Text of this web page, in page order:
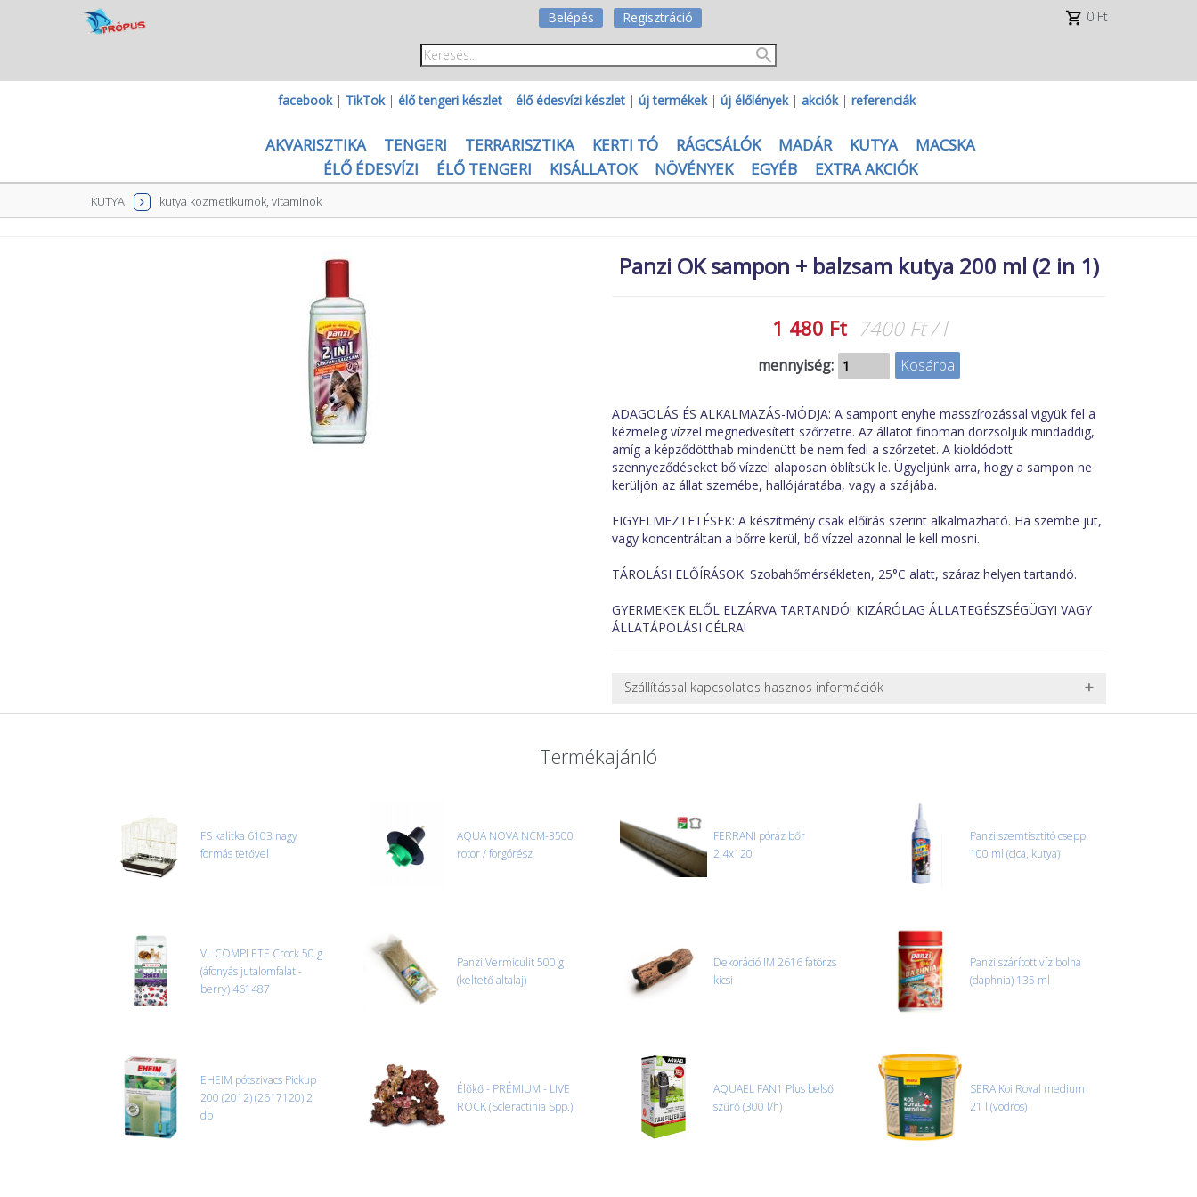
Belépés Regisztráció 0 Ft
facebook| TikTok| élő tengeri készlet | élő édesvízi készlet | új termékek| új élőlények| akciók| referenciák
AKVARISZTIKA TENGERI TERRARISZTIKA KERTI TÓ RÁGCSÁLÓK MADÁR KUTYA
MACSKA
ÉLŐ ÉDESVÍZI
ÉLŐ TENGERI KISÁLLATOK NÖVÉNYEK EGYÉB EXTRA AKCIÓK
KUTYA kutya kozmetikumok, vitaminok
Panzi OK sampon + balzsam kutya 200 ml (2 in 1)
1 480 Ft 7400 Ft / l
mennyiség:
ADAGOLÁS ÉS ALKALMAZÁS-MÓDJA: A sampont enyhe masszírozással vigyük fel a
kézmeleg vízzel megnedvesített szőrzetre. Az állatot finoman dörzsöljük mindaddig,
amíg a képződötthab mindenütt be nem fedi a szőrzetet. A kioldódott
szennyeződéseket bő vízzel alaposan öblítsük le. Ügyeljünk arra, hogy a sampon ne
kerüljön az állat szemébe, hallójáratába, vagy a szájába.
FIGYELMEZTETÉSEK: A készítmény csak előírás szerint alkalmazható. Ha szembe jut,
vagy koncentráltan a bőrre kerül, bő vízzel azonnal le kell mosni.
TÁROLÁSI ELŐÍRÁSOK: Szobahőmérsékleten, 25°C alatt, száraz helyen tartandó.
GYERMEKEK ELŐL ELZÁRVA TARTANDÓ! KIZÁRÓLAG ÁLLATEGÉSZSÉGÜGYI VAGY
ÁLLATÁPOLÁSI CÉLRA!
Szállítással kapcsolatos hasznos információk
nagy vagy nehéz termékeknél (pl. nagy akváriumok, bútorok, stb.) egyedi szállítási
ajánlatot adunk.
oldjuk meg. Minden rendelés egyedi, úgyhogy előre egyeztetni kell mindenképpen.
CSOMAG ÁTVÉTELE
Amennyiben a csomag átvételekor sérülést, folyadékot vagy bármi rendellenességet
tapasztal, a kibontás és az átvétel előtt jegyzőkönyvet kell felvenni a futárral. A sérült
Termékajánló
FS kalitka 6103 nagy
formás tetővel
AQUA NOVA NCM-3500
rotor / forgórész
FERRANI póráz bőr
2,4x120
Panzi szemtisztító csepp
100 ml (cica, kutya)
VL COMPLETE Crock 50 g
(áfonyás jutalomfalat -
berry) 461487
Panzi Vermiculit 500 g
(keltető altalaj)
Dekoráció IM 2616 fatörzs
kicsi
Panzi szárított vízibolha
(daphnia) 135 ml
EHEIM pótszivacs Pickup
200 (2012) (2617120) 2
db
Élőkő - PRÉMIUM - LIVE
ROCK (Scleractinia Spp.)
AQUAEL FAN1 Plus belső
szűrő (300 l/h)
SERA Koi Royal medium
21 l (vödrös)